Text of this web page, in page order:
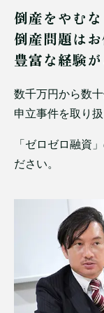
倒産をやむ
倒産問題はお
豊富な経験が
数千万円から数
申立事件を取り
「ゼロゼロ融資
ださい。